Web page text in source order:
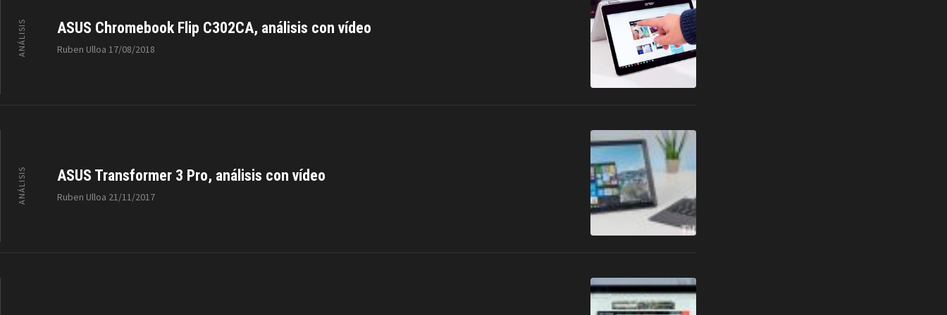
ANÁLISIS ASUS Chromebook Flip C302CA, análisis con vídeo
Ruben Ulloa 17/08/2018
ANÁLISIS ASUS Transformer 3 Pro, análisis con vídeo
Ruben Ulloa 21/11/2017